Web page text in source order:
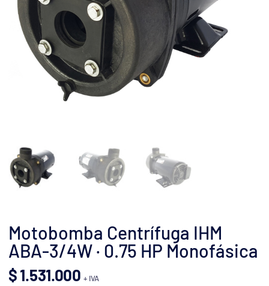
Motobomba Centrífuga IHM
ABA-3/4W · 0.75 HP Monofásica
$1.531.000 + IVA